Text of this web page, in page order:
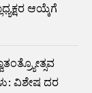
ಆಯ್ಕೆಗೆ
ವಿಶೇಷ ದರ